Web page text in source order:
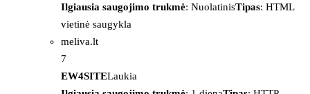
Ilgiausia saugojimo trukmė: NuolatinisTipas: HTML
vietinė saugykla
meliva.lt
7
EW4SITELaukia